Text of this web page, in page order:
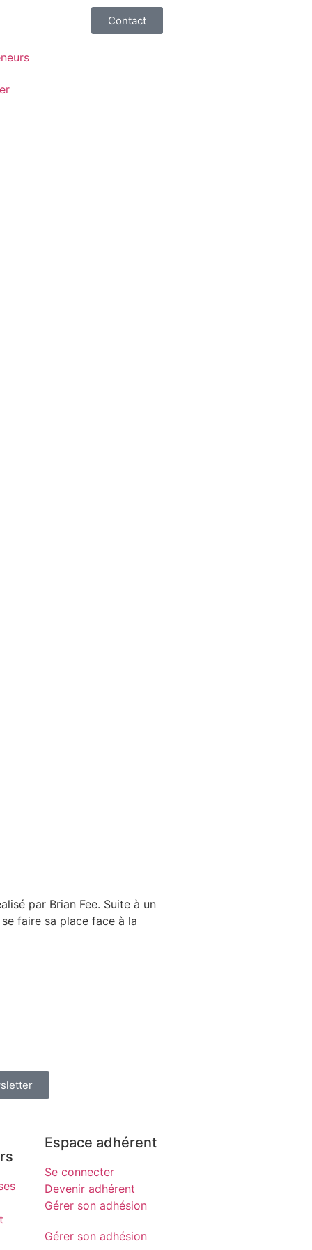
Contact
par Brian Fee. Suite à un
faire sa place face à la
Espace adhérent
Se connecter
Devenir adhérent
Gérer son adhésion
Gérer son adhésion